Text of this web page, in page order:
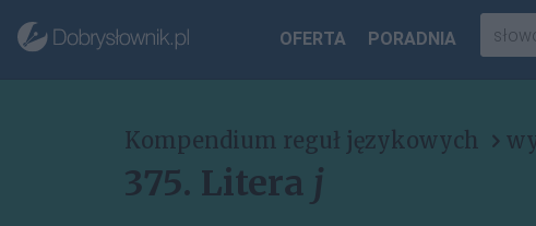
OFERTA PORADNIA
Kompendium reguł językowych
375. Litera j